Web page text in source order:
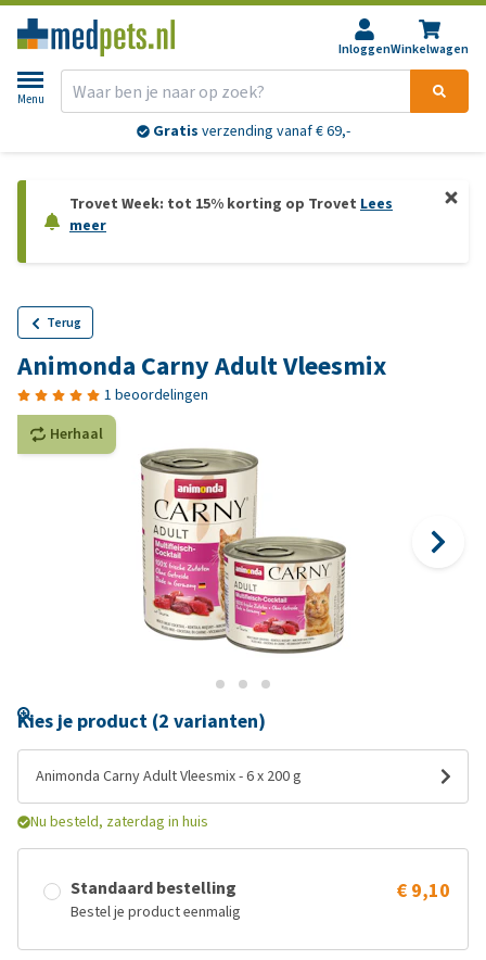
InloggenWinkelwagen
Menu
Gratis verzending vanaf € 69,-
Trovet Week: tot 15% korting op Trovet Lees
meer
Terug
Animonda Carny Adult Vleesmix
1 beoordelingen
Herhaal
Kies je product (2 varianten)
Animonda Carny Adult Vleesmix - 6 x 200 g
Nu besteld, zaterdag in huis
Standaard bestelling
Bestel je product eenmalig
€ 9,10